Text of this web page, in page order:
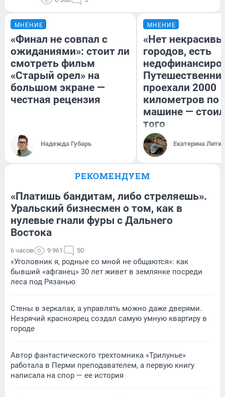
МНЕНИЕ
«Финал не совпал с
ожиданиями»: стоит ли
смотреть фильм
«Старый орел» на
большом экране —
честная рецензия
Надежда Губарь
МНЕНИЕ
«Нет
городов, есть
проехали 2000
километров по
машине —
того
Екатерина
РЕКОМЕНДУЕМ
«Платишь бандитам, либо стреляешь».
Уральский бизнесмен о том, как в
нулевые гнали фуры с Дальнего
Востока
6 часов 9 961 50
«Уголовник я, родные со мной не общаются»: как
бывший «афганец» 30 лет живет в землянке посреди
леса под Рязанью
Стены в зеркалах, а управлять можно даже дверями.
Незрячий красноярец создал самую умную квартиру в
городе
Автор фантастического трехтомника «Трилунье»
работала в Перми преподавателем, а первую книгу
написала на спор — ее история